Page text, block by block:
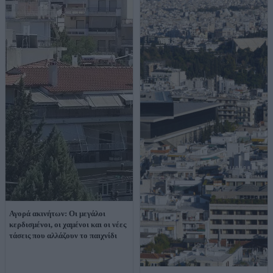
Αγορά ακινήτων: Οι μεγάλοι
κερδισμένοι, οι χαμένοι και οι νέες
τάσεις που αλλάζουν το παιχνίδι